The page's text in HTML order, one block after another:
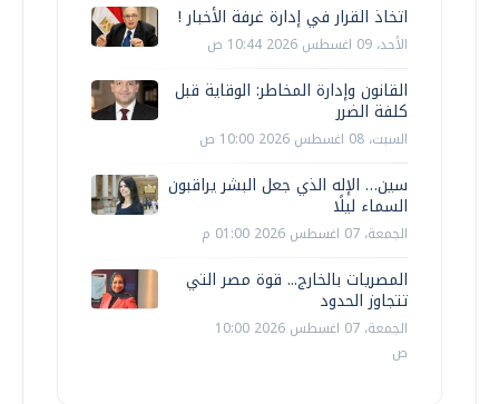
اتخاذ القرار في إدارة غرفة الأخبار !
الأحد، 09 اغسطس 2026 10:44 ص
القانون وإدارة المخاطر: الوقاية قبل
كلفة الضرر
السبت، 08 اغسطس 2026 10:00 ص
سين… الإله الذي جعل البشر يراقبون
السماء ليلًا
الجمعة، 07 اغسطس 2026 01:00 م
المصريات بالخارج... قوة مصر التي
تتجاوز الحدود
الجمعة، 07 اغسطس 2026 10:00
ص